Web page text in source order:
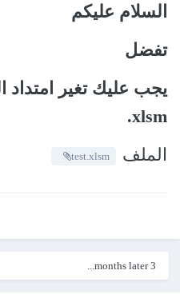
السلام عليكم
تفضل
يجب عليك تغير امتداد
xlsm.
الملف
test.xlsm
3 months later...